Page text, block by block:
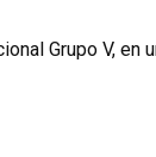
Grupo V, en